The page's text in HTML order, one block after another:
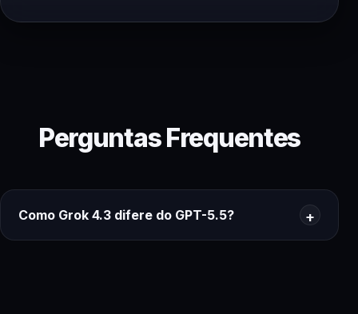
Perguntas Frequentes
Como Grok 4.3 difere do GPT-5.5?